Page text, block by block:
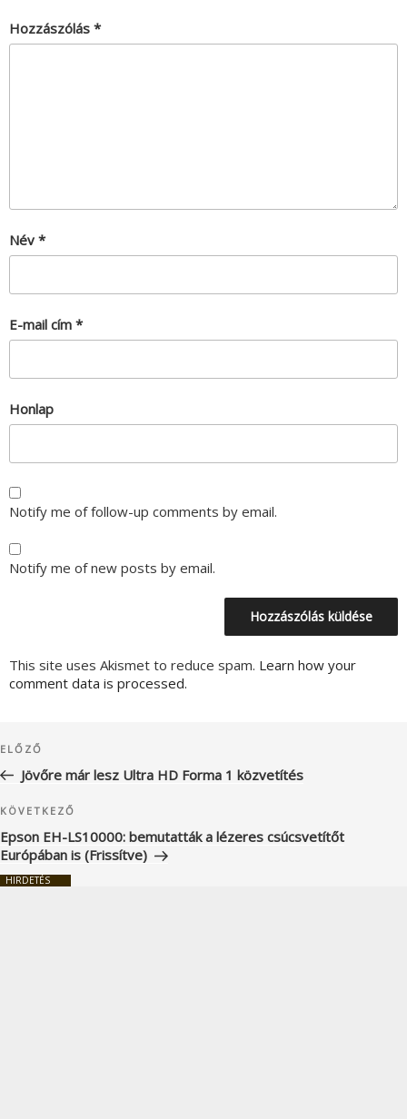
Hozzászólás *
Név *
E-mail cím *
Honlap
Notify me of follow-up comments by email.
Notify me of new posts by email.
This site uses Akismet to reduce spam. Learn how your
comment data is processed.
navigáció
Korábbi
bejegyzés
ELŐZŐ
Jövőre már lesz Ultra HD Forma 1 közvetítés
Következő
bejegyzés
KÖVETKEZŐ
Epson EH-LS10000: bemutatták a lézeres csúcsvetítőt
Európában is (Frissítve)
HIRDETÉS